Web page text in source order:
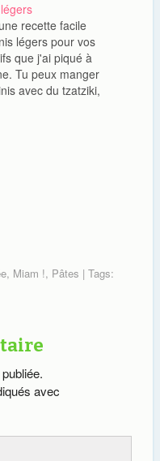
recette facile
légers pour vos
que j'ai piqué à
Tu peux manger
avec du tzatziki,
, Miam !, Pâtes | Tags:
avec